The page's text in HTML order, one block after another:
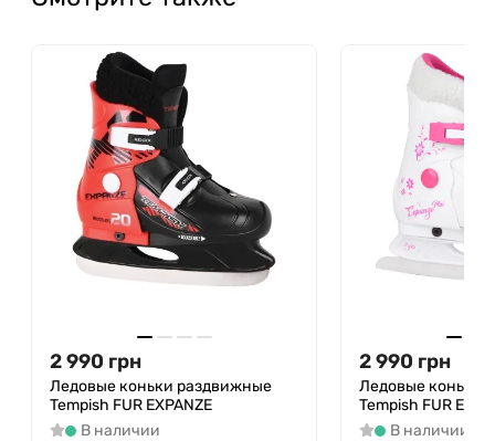
температуры до -20°C;
сохраняющей остроту и противостоящей
ударной нагрузке;
Раздвижная система: подходит для размеров
ЕС 29-32, 33-36 и 37-40;
Фиксация ноги надежными двухсторонними
баклями с клипсами Auto Lock;
Цвет – черный, сочетающий стиль с
удобством маскировки загрязнений;
Подходят ребятам, девушкам и подросткам
Рассчитаны на активное применение среди
новичков в ледовом спорте.
Эти коньки с брендом Tempish идеально
подходят для детей и подростков, знакомящихся
2 990 грн
Ледовые коньки раздвижные
Tempish FUR EXPANZE
В наличии
2 990 грн
Ледовые коньки
Tempish FUR
В наличии